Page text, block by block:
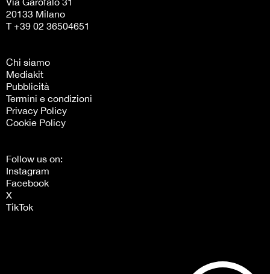
20133 Milano
T +39 02 36504651
Chi siamo
Mediakit
Pubblicità
Termini e condizioni
Privacy Policy
Cookie Policy
Follow us on:
Instagram
Facebook
X
TikTok